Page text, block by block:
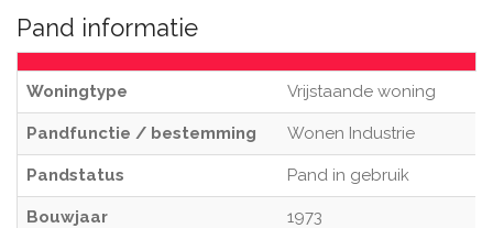
Pand informatie
Woningtype Vrijstaande woning
Pandfunctie / bestemming Wonen Industrie
Pandstatus Pand in gebruik
Bouwjaar 1973